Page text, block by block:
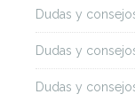
Dudas y
Dudas y
Dudas y